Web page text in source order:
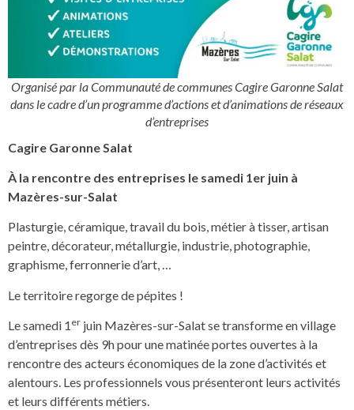
Organisé par la Communauté de communes Cagire Garonne Salat
dans le cadre d’un programme d’actions et d’animations de réseaux
d’entreprises
Cagire Garonne Salat
À la rencontre des entreprises le samedi 1er juin à
Mazères-sur-Salat
Plasturgie, céramique, travail du bois, métier à tisser, artisan
peintre, décorateur, métallurgie, industrie, photographie,
graphisme, ferronnerie d’art, …
Le territoire regorge de pépites !
Le samedi 1 er juin Mazères-sur-Salat se transforme en village
d’entreprises dès 9h pour une matinée portes ouvertes à la
rencontre des acteurs économiques de la zone d’activités et
alentours. Les professionnels vous présenteront leurs activités
et leurs différents métiers.